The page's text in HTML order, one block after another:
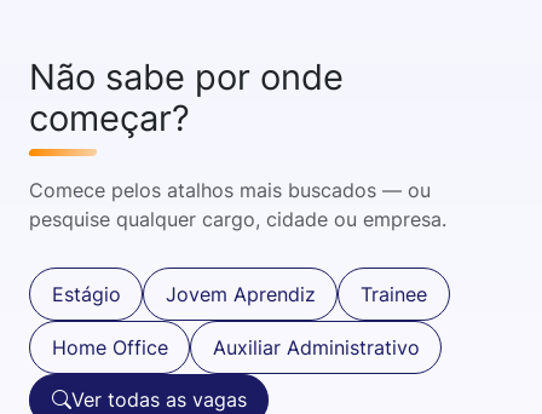
Não sabe por onde
começar?
Comece pelos atalhos mais buscados — ou
pesquise qualquer cargo, cidade ou empresa.
Estágio Jovem Aprendiz Trainee
Home Office Auxiliar Administrativo
Ver todas as vagas